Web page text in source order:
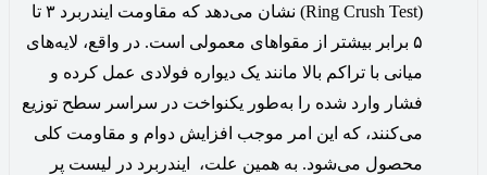
(Ring Crush Test) نشان می‌دهد که مقاومت ایندربرد ۳ تا
۵ برابر بیشتر از مقواهای معمولی است. در واقع، لایه‌های
میانی با تراکم بالا مانند یک دیواره فولادی عمل کرده و
فشار وارد شده را به‌طور یکنواخت در سراسر سطح توزیع
می‌کنند، که این امر موجب افزایش دوام و مقاومت کلی
محصول می‌شود. به همین علت، ایندربرد در لیست پر